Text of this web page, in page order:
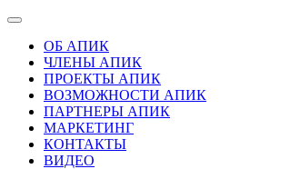
ОБ АПИК
ЧЛЕНЫ АПИК
ПРОЕКТЫ АПИК
ВОЗМОЖНОСТИ АПИК
ПАРТНЕРЫ АПИК
МАРКЕТИНГ
КОНТАКТЫ
ВИДЕО